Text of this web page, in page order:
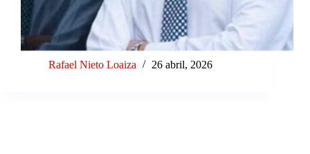
Rafael Nieto Loaiza 26 abril, 2026